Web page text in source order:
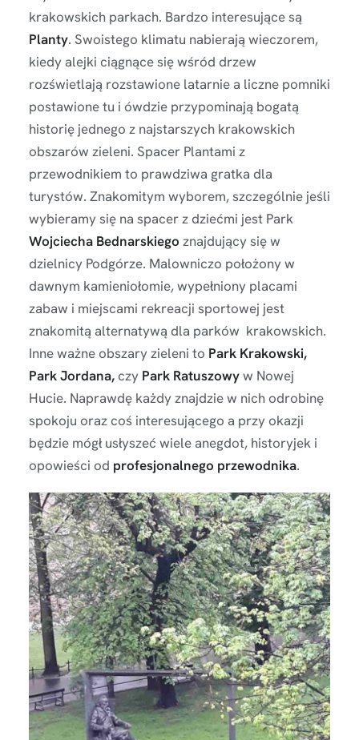
krakowskich parkach. Bardzo interesujące są
Planty. Swoistego klimatu nabierają wieczorem,
kiedy alejki ciągnące się wśród drzew
rozświetlają rozstawione latarnie a liczne pomniki
postawione tu i ówdzie przypominają bogatą
historię jednego z najstarszych krakowskich
obszarów zieleni. Spacer Plantami z
przewodnikiem to prawdziwa gratka dla
turystów. Znakomitym wyborem, szczególnie jeśli
wybieramy się na spacer z dziećmi jest Park
Wojciecha Bednarskiego znajdujący się w
dzielnicy Podgórze. Malowniczo położony w
dawnym kamieniołomie, wypełniony placami
zabaw i miejscami rekreacji sportowej jest
znakomitą alternatywą dla parków krakowskich.
Inne ważne obszary zieleni to Park Krakowski,
Park Jordana, czy Park Ratuszowyw Nowej
Hucie. Naprawdę każdy znajdzie w nich odrobinę
spokoju oraz coś interesującego a przy okazji
będzie mógł usłyszeć wiele anegdot, historyjek i
opowieści od profesjonalnego przewodnika.